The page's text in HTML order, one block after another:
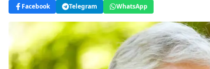
Facebook Telegram WhatsApp